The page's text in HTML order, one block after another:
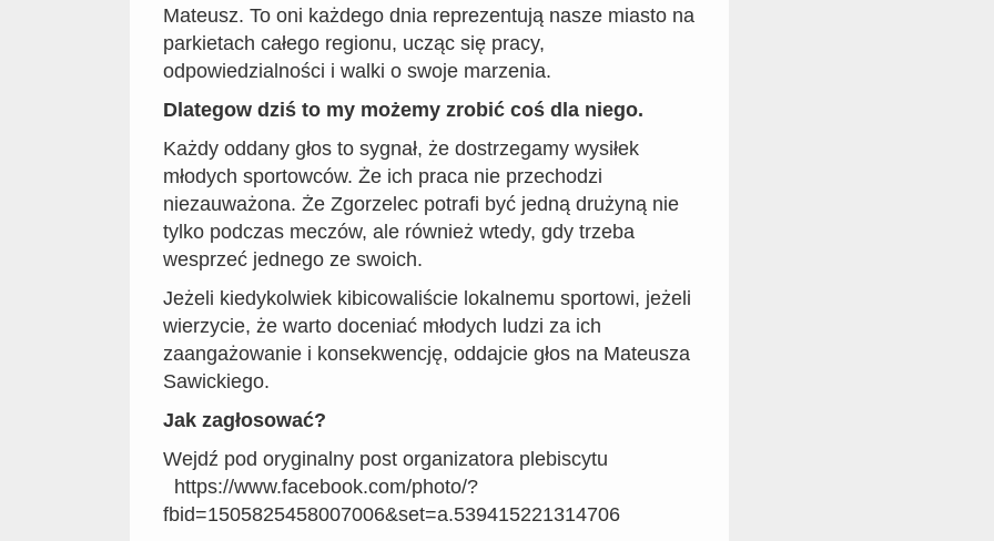
Mateusz. To oni każdego dnia reprezentują nasze miasto na
parkietach całego regionu, ucząc się pracy,
odpowiedzialności i walki o swoje marzenia.
Dlategow dziś to my możemy zrobić coś dla niego.
Każdy oddany głos to sygnał, że dostrzegamy wysiłek
młodych sportowców. Że ich praca nie przechodzi
niezauważona. Że Zgorzelec potrafi być jedną drużyną nie
tylko podczas meczów, ale również wtedy, gdy trzeba
wesprzeć jednego ze swoich.
Jeżeli kiedykolwiek kibicowaliście lokalnemu sportowi, jeżeli
wierzycie, że warto doceniać młodych ludzi za ich
zaangażowanie i konsekwencję, oddajcie głos na Mateusza
Sawickiego.
Jak zagłosować?
Wejdź pod oryginalny post organizatora plebiscytu
https://www.facebook.com/photo/?
fbid=1505825458007006&set=a.539415221314706